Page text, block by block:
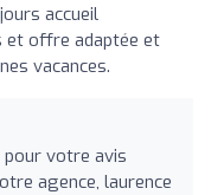
accueil
et offre adaptée et
vacances.
pour votre avis
agence, laurence